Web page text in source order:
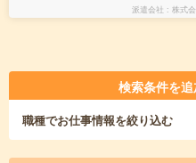
派遣会社 株式
検索条件を
職種でお仕事情報を絞り込む